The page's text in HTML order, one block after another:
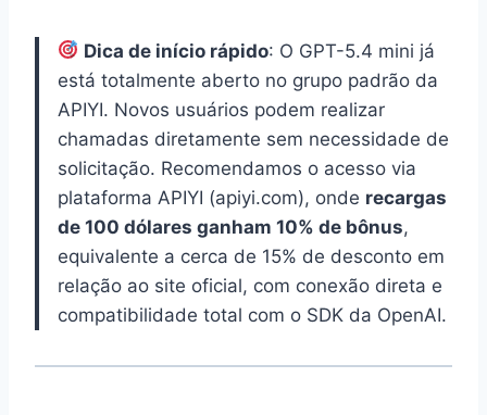
Dica de início rápido: O GPT-5.4 mini já
está totalmente aberto no grupo padrão da
APIYI. Novos usuários podem realizar
chamadas diretamente sem necessidade de
solicitação. Recomendamos o acesso via
plataforma APIYI (apiyi.com), onde recargas
de 100 dólares ganham 10% de bônus,
equivalente a cerca de 15% de desconto em
relação ao site oficial, com conexão direta e
compatibilidade total com o SDK da OpenAI.